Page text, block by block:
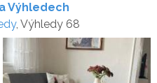
Výhledech
, Výhledy 68